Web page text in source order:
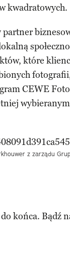
kwadratowych.
które
CEWE
z zarządu
końca. Bądź